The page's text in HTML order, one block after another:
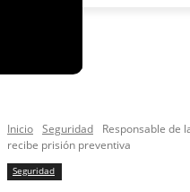
Inicio Seguridad
Responsable de
recibe prisión preventiva
Seguridad